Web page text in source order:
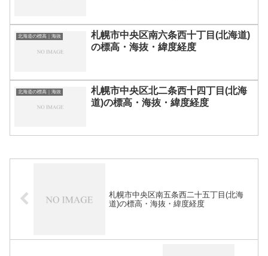
北海道の標高｜海抜
札幌市中央区南六条西十丁目(北海道)
の標高・海抜・緯度経度
北海道の標高｜海抜
札幌市中央区北二条西十四丁目(北海
道)の標高・海抜・緯度経度
札幌市中央区南五条西二十五丁目(北海
道)の標高・海抜・緯度経度